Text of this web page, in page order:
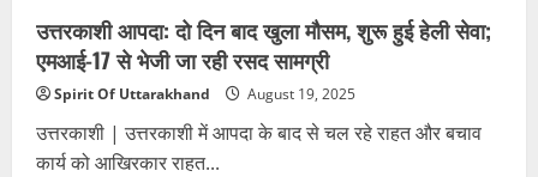
उत्तरकाशी आपदा: दो दिन बाद खुला मौसम, शुरू हुई हेली सेवा;
एमआई-17 से भेजी जा रही रसद सामग्री
Spirit Of Uttarakhand August 19, 2025
उत्तरकाशी | उत्तरकाशी में आपदा के बाद से चल रहे राहत और बचाव
कार्य को आखिरकार राहत...